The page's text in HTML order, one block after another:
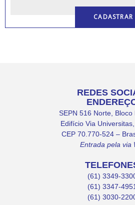
REDES
SEPN 516 Norte, Bloco
Edifício Via
CEP 70.770-524 –
Entrada pela via
(61) 3349-
(61) 3347-4951
(61) 3030-